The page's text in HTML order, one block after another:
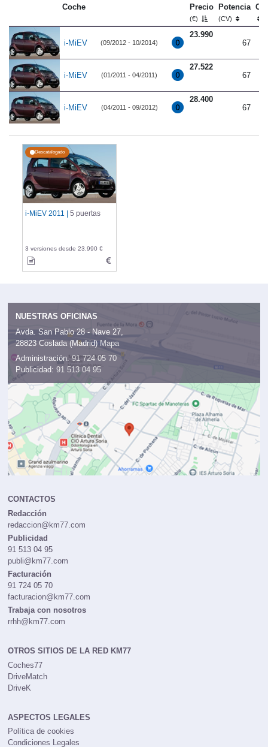
Coche
Precio
(€)
Potencia
(CV)
i-MiEV (09/2012 - 10/2014)
23.990
67
i-MiEV (01/2011 - 04/2011)
27.522
67
i-MiEV (04/2011 - 09/2012)
28.400
67
Descatalogado
i-MiEV 2011 | 5 puertas
3 versiones desde 23.990 €
NUESTRAS OFICINAS
Avda. San Pablo 28 - Nave 27,
28823 Coslada (Madrid) Mapa
Administración: 91 724 05 70
Publicidad: 91 513 04 95
CONTACTOS
Redacción
redaccion@km77.com
Publicidad
91 513 04 95
publi@km77.com
Facturación
91 724 05 70
facturacion@km77.com
Trabaja con nosotros
rrhh@km77.com
OTROS SITIOS DE LA RED KM77
Coches77
DriveMatch
DriveK
ASPECTOS LEGALES
Política de cookies
Condiciones Legales